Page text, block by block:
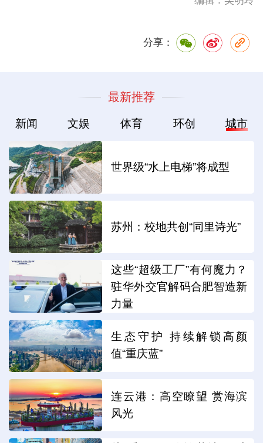
分享：
最新推荐
新闻 文娱 体育 环创 城市
世界级“水上电梯”将成型
苏州：校地共创“同里诗光”
这些“超级工厂”有何魔力？
驻华外交官解码合肥智造新
力量
生态守护 持续解锁高颜
值“重庆蓝”
连云港：高空瞭望 赏海滨
风光